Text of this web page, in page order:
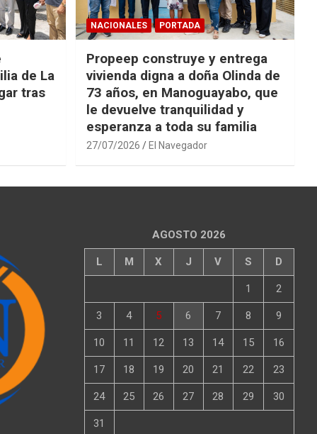
de La
tras
NACIONALES PORTADA
Propeep construye y entrega
vivienda digna a doña Olinda de
73 años, en Manoguayabo, que
le devuelve tranquilidad y
esperanza a toda su familia
27/07/2026 El Navegador
AGOSTO 2026
L M X J V S D
1 2
3 4 5 6 7 8 9
10 11 12 13 14 15 16
17 18 19 20 21 22 23
24 25 26 27 28 29 30
31